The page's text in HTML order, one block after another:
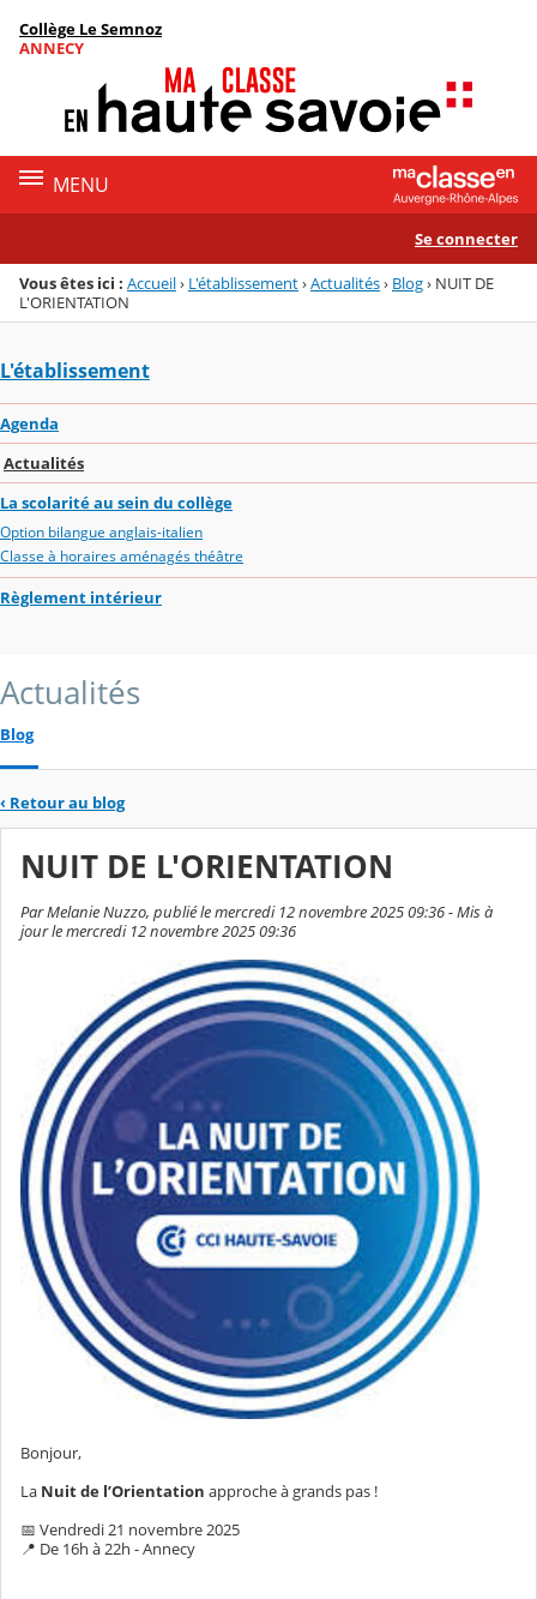
Menu de la rubrique
Contenu
Collège Le Semnoz
ANNECY
MENU
Se connecter
Vous êtes ici : Accueil› L'établissement›Actualités› Blog› NUIT DE
L'ORIENTATION
L'établissement
Agenda
Actualités
La scolarité au sein du collège
Option bilangue anglais-italien
Classe à horaires aménagés théâtre
Règlement intérieur
Actualités
Blog
‹ Retour au blog
NUIT DE L'ORIENTATION
Par Melanie Nuzzo, publié le mercredi 12 novembre 2025 09:36 - Mis à
jour le mercredi 12 novembre 2025 09:36
Bonjour,
La Nuit de l’Orientation approche à grands pas !
📅 Vendredi 21 novembre 2025
📍 De 16h à 22h - Annecy